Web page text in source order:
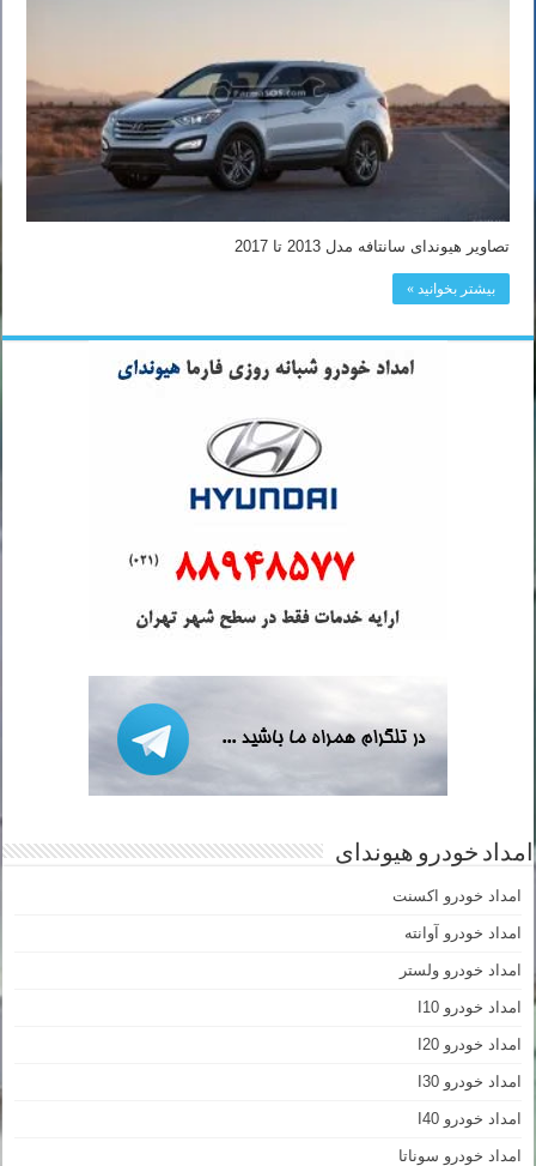
تصاویر هیوندای سانتافه مدل 2013 تا 2017
بیشتر بخوانید »
امداد خودرو هیوندای
امداد خودرو اکسنت
امداد خودرو آوانته
امداد خودرو ولستر
امداد خودرو I10
امداد خودرو I20
امداد خودرو I30
امداد خودرو I40
امداد خودرو سوناتا